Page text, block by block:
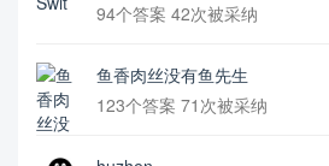
94个答案 42次被采纳
鱼香肉丝没有鱼先生
123个答案 71次被采纳